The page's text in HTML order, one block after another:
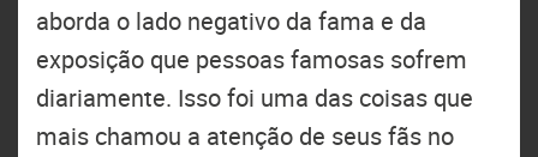
aborda o lado negativo da fama e da
exposição que pessoas famosas sofrem
diariamente. Isso foi uma das coisas que
mais chamou a atenção de seus fãs no